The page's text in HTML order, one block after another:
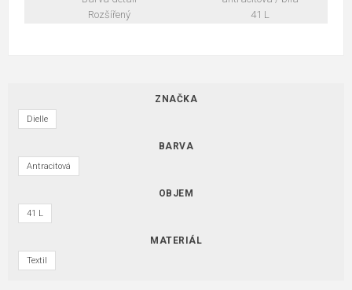
Rozšířený
41 L
ZNAČKA
Dielle
BARVA
Antracitová
OBJEM
41 L
MATERIÁL
Textil